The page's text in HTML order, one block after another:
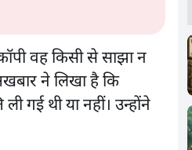
वह किसी से साझा न
ने लिखा है कि
गई थी या नहीं। उन्होंने